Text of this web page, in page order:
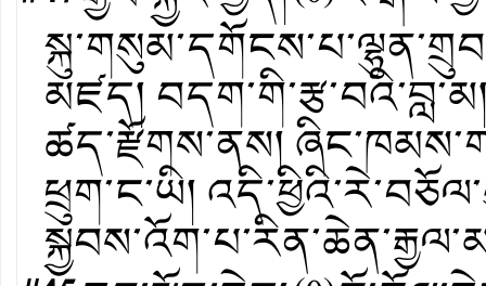
མཛད།
ཚད་རྫོགས་ནས།
ཕྲུག་ང་ཡི།